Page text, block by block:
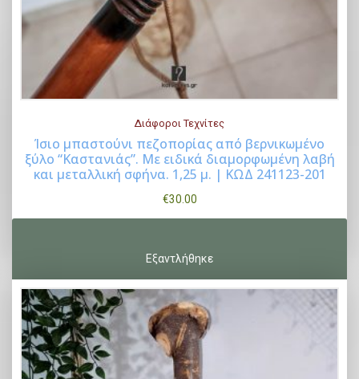
Buy Now
Διάφοροι Τεχνίτες
Ίσιo μπαστούνι πεζοπορίας από βερνικωμένο
ξύλο “Καστανιάς”. Με ειδικά διαμορφωμένη λαβή
και μεταλλική σφήνα. 1,25 μ. | ΚΩΔ 241123-201
€30.00